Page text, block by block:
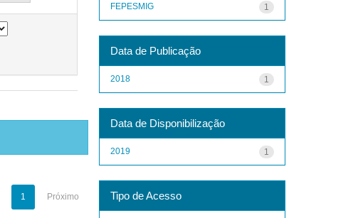
1 Próximo
1
FEPESMIG
Data de Publicação
1
2018
Data de Disponibilização
1
2019
Tipo de Acesso